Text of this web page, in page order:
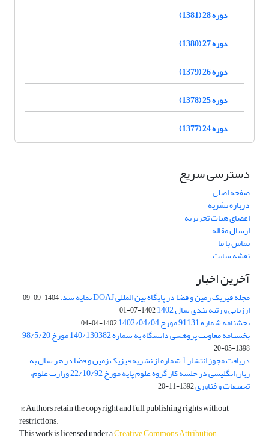
دوره 28 (1381)
دوره 27 (1380)
دوره 26 (1379)
دوره 25 (1378)
دوره 24 (1377)
دسترسی سریع
صفحه اصلی
درباره نشریه
اعضای هیات تحریریه
ارسال مقاله
تماس با ما
نقشه سایت
آخرین اخبار
مجله فیزیک زمین و فضا در پایگاه بین المللی DOAJ نمایه شد. 1404-09-09
ارزیابی و رتبه بندی سال 1402 1402-07-01
بخشنامه شماره 91131 مورخ 1402/04/04 1402-04-04
بخشنامه معاونت پژوهشی دانشگاه به شماره 140/130382 مورخ 98/5/20
1398-05-20
دریافت مجوز انتشار 1 شماره از نشریه فیزیک زمین و فضا در هر سال به
زبان انگلیسی در جلسه کار گروه علوم پایه مورخ 22/10/92 وزارت علوم،
تحقیقات و فناوری1392-11-20
© Authors retain the copyright and full publishing rights without
restrictions.
This work is licensed under aCreative Commons Attribution-